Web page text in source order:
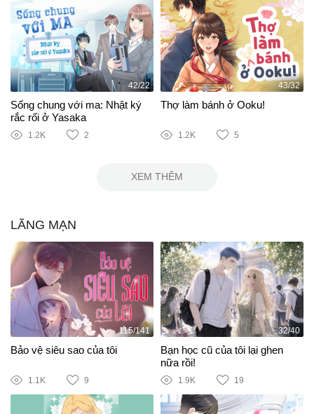
42/22
Sống chung với ma: Nhật ký
rắc rối ở Yasaka
1.2K 2
43/32
Thợ làm bánh ở Ooku!
1.2K 5
XEM THÊM
LÃNG MẠN
115/141
Bảo vệ siêu sao của tôi
1.1K 9
32/40
Bạn học cũ của tôi lại ghen
nữa rồi!
1.9K 19